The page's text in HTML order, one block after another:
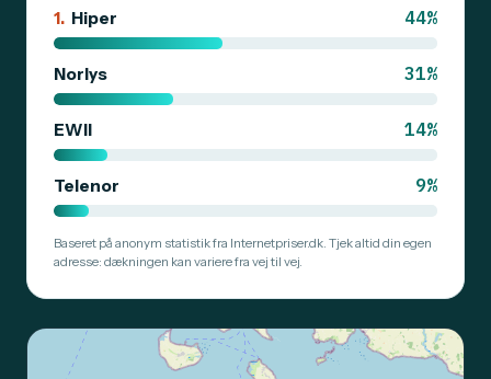
1. Hiper 44%
Norlys 31%
EWII 14%
Telenor 9%
Baseret på anonym statistik fra Internetpriser.dk. Tjek altid din egen
adresse: dækningen kan variere fra vej til vej.